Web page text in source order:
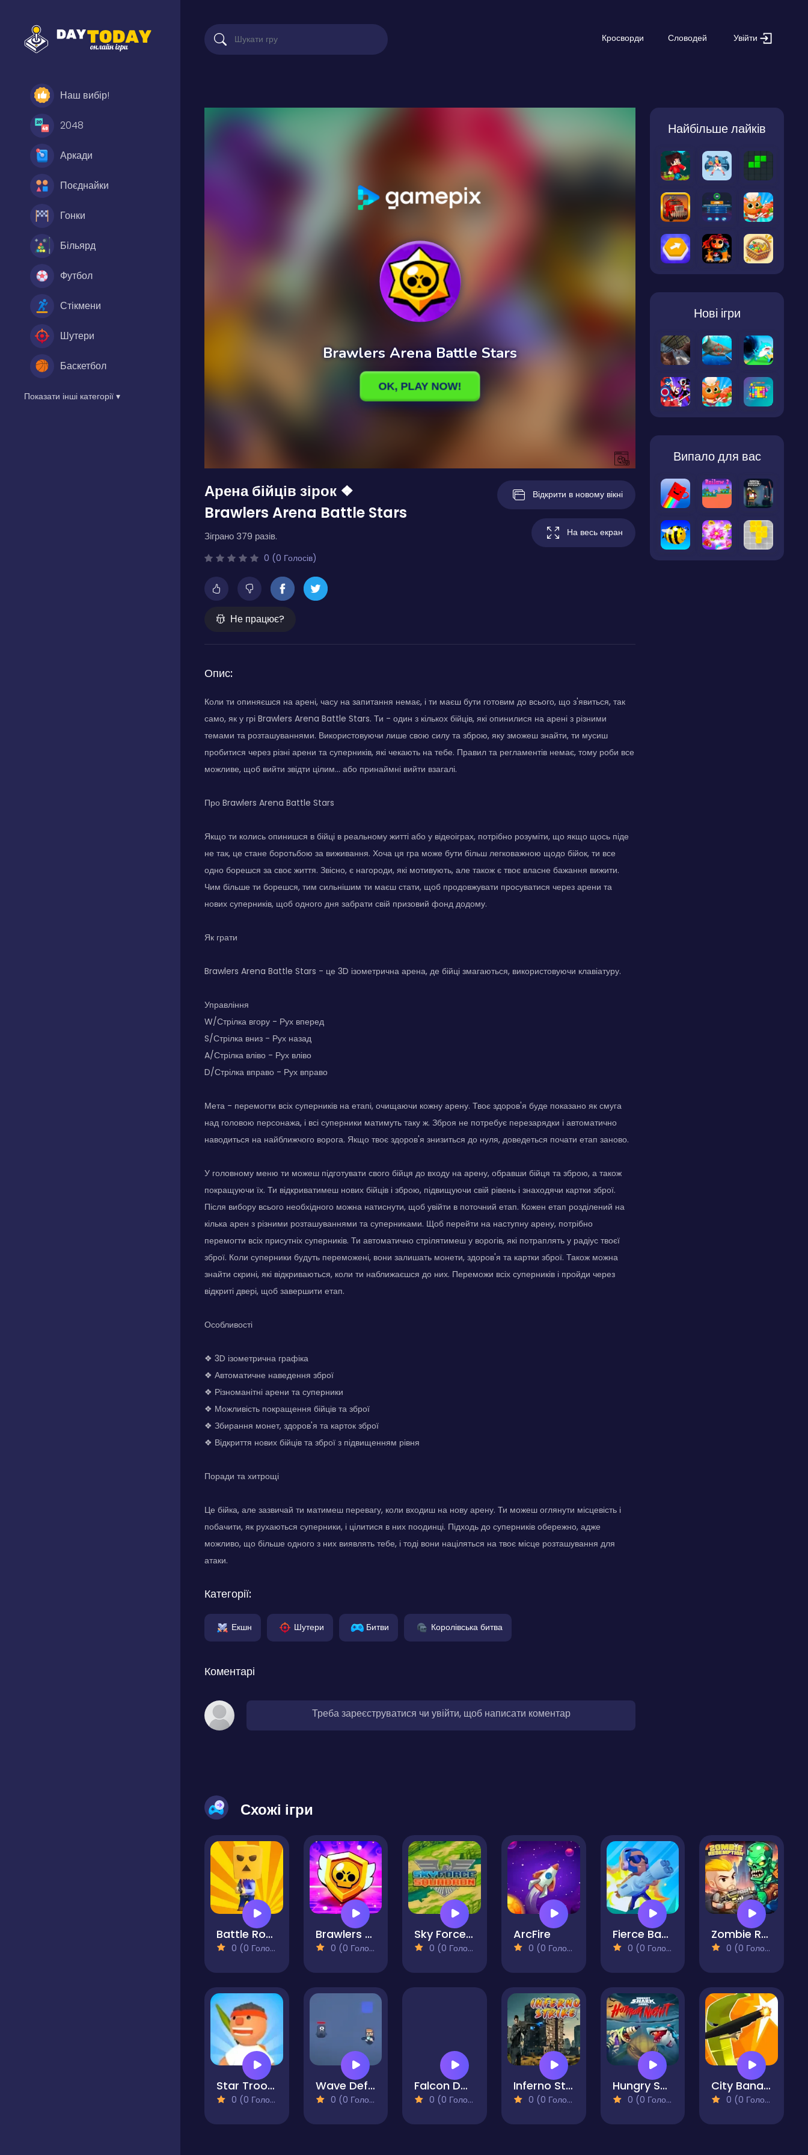
Наш вибір!
2048
Аркади
Поєднайки
Гонки
Більярд
Футбол
Стікмени
Шутери
Баскетбол
Показати інші категорії ▾
Кросворди Словодей Увійти
Арена бійців зірок ❖
Brawlers Arena Battle Stars
Зіграно 379 разів.
0 (0 Голосів)
Не працює?
Відкрити в новому вікні
На весь екран
Опис:
Коли ти опиняєшся на арені, часу на запитання немає, і ти маєш бути готовим до всього, що з'явиться, так
само, як у грі Brawlers Arena Battle Stars. Ти - один з кількох бійців, які опинилися на арені з різними
темами та розташуваннями. Використовуючи лише свою силу та зброю, яку зможеш знайти, ти мусиш
пробитися через різні арени та суперників, які чекають на тебе. Правил та регламентів немає, тому роби все
можливе, щоб вийти звідти цілим... або принаймні вийти взагалі.
Про Brawlers Arena Battle Stars
Якщо ти колись опинишся в бійці в реальному житті або у відеоіграх, потрібно розуміти, що якщо щось піде
не так, це стане боротьбою за виживання. Хоча ця гра може бути більш легковажною щодо бійок, ти все
одно борешся за своє життя. Звісно, є нагороди, які мотивують, але також є твоє власне бажання вижити.
Чим більше ти борешся, тим сильнішим ти маєш стати, щоб продовжувати просуватися через арени та
нових суперників, щоб одного дня забрати свій призовий фонд додому.
Як грати
Brawlers Arena Battle Stars - це 3D ізометрична арена, де бійці змагаються, використовуючи клавіатуру.
Управління
W/Стрілка вгору - Рух вперед
S/Стрілка вниз - Рух назад
A/Стрілка вліво - Рух вліво
D/Стрілка вправо - Рух вправо
Мета - перемогти всіх суперників на етапі, очищаючи кожну арену. Твоє здоров'я буде показано як смуга
над головою персонажа, і всі суперники матимуть таку ж. Зброя не потребує перезарядки і автоматично
наводиться на найближчого ворога. Якщо твоє здоров'я знизиться до нуля, доведеться почати етап заново.
У головному меню ти можеш підготувати свого бійця до входу на арену, обравши бійця та зброю, а також
покращуючи їх. Ти відкриватимеш нових бійців і зброю, підвищуючи свій рівень і знаходячи картки зброї.
Після вибору всього необхідного можна натиснути, щоб увійти в поточний етап. Кожен етап розділений на
кілька арен з різними розташуваннями та суперниками. Щоб перейти на наступну арену, потрібно
перемогти всіх присутніх суперників. Ти автоматично стрілятимеш у ворогів, які потраплять у радіус твоєї
зброї. Коли суперники будуть переможені, вони залишать монети, здоров'я та картки зброї. Також можна
знайти скрині, які відкриваються, коли ти наближаєшся до них. Переможи всіх суперників і пройди через
відкриті двері, щоб завершити етап.
Особливості
❖ 3D ізометрична графіка
❖ Автоматичне наведення зброї
❖ Різноманітні арени та суперники
❖ Можливість покращення бійців та зброї
❖ Збирання монет, здоров'я та карток зброї
❖ Відкриття нових бійців та зброї з підвищенням рівня
Поради та хитрощі
Це бійка, але зазвичай ти матимеш перевагу, коли входиш на нову арену. Ти можеш оглянути місцевість і
побачити, як рухаються суперники, і цілитися в них поодинці. Підходь до суперників обережно, адже
можливо, що більше одного з них виявлять тебе, і тоді вони націляться на твоє місце розташування для
атаки.
Категорії:
Екшн Шутери Битви Королівська битва
Коментарі
Треба зареєструватися чи увійти, щоб написати коментар
Найбільше лайків
Нові ігри
Випало для вас
Схожі ігри
Battle Royale Heroes
0 (0 Голосів)
Brawlers 3D Shooter Stars
0 (0 Голосів)
Sky Force Squadron
0 (0 Голосів)
ArcFire
0 (0 Голосів)
Fierce Battle Breakout
0 (0 Голосів)
Zombie Redemption
0 (0 Голосів)
Star Trooper: War for Survival
0 (0 Голосів)
Wave Defense Shooter
0 (0 Голосів)
Falcon Dogfight
0 (0 Голосів)
Inferno Strike
0 (0 Голосів)
Hungry Shark Arena Horror Night
0 (0 Голосів)
City Banana Man Agent
0 (0 Голосів)